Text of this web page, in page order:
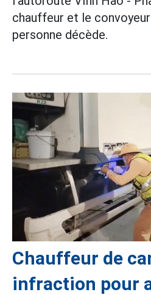
chauffeur et le convoyeur
personne décède.
Chauffeur de
infraction pour